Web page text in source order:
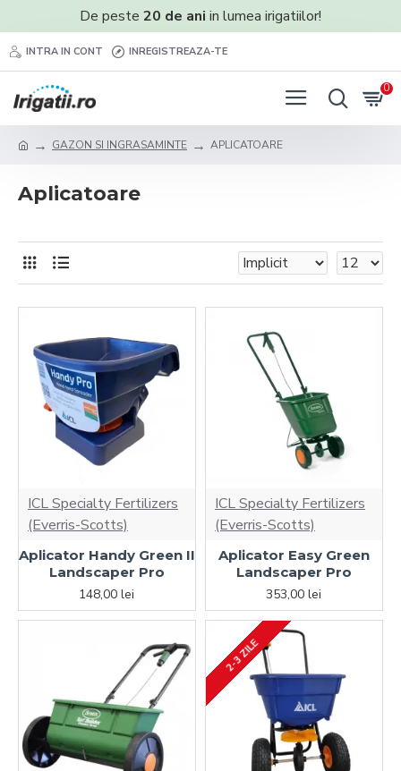
De peste 20 de ani in lumea irigatiilor!
INTRA IN CONT INREGISTREAZA-TE
0
GAZON SI INGRASAMINTE APLICATOARE
Aplicatoare
ICL Specialty Fertilizers
(Everris-Scotts)
Aplicator Handy Green II
Landscaper Pro
148,00 lei
ICL Specialty Fertilizers
(Everris-Scotts)
Aplicator Easy Green
Landscaper Pro
353,00 lei
2-3 ZILE